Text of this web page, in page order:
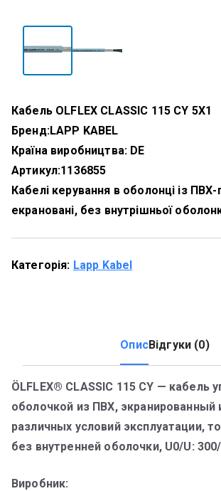
Кабель OLFLEX CLASSIC 115 CY 5X1
Бренд:LAPP KABEL
Країна виробництва: DE
Артикул:1136855
Кабелі керування в оболонці із ПВХ-
екрановані, без внутрішньої
Категорія: Lapp Kabel
ОписВідгуки (0)
ÖLFLEX® CLASSIC 115 CY — кабель
оболочкой из ПВХ, экранированный
различных условий эксплуатации,
без внутренней оболочки, U0/U:
Виробник: